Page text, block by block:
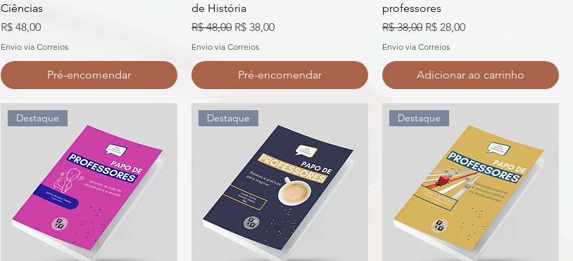
Ciências
Preço
R$ 48,00
Envio via Correios
Pré-encomendar
de História
Preço normal
R$ 48,00 Preço promocional
R$ 38,00
Envio via Correios
Pré-encomendar
professores
Preço normal
R$ 38,00 Preço promocional
R$ 28,00
Envio via Correios
Adicionar ao carrinho
Destaque Destaque Destaque